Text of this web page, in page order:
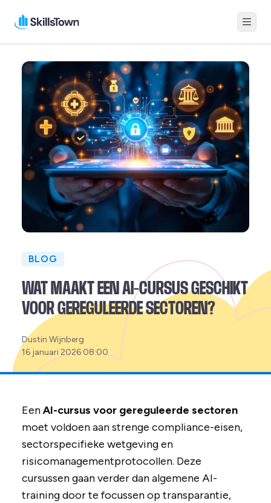
Menu
BLOG
WAT MAAKT EEN AI-CURSUS GESCHIKT
VOOR GEREGULEERDE SECTOREN?
Posted
by:
Dustin Wijnberg
16 januari 2026 08:00
EenAI-cursus voor gereguleerde sectoren
moet voldoen aan strenge compliance-eisen,
sectorspecifieke wetgeving en
risicomanagementprotocollen. Deze
cursussen gaan verder dan algemene AI-
training door te focussen op transparantie,